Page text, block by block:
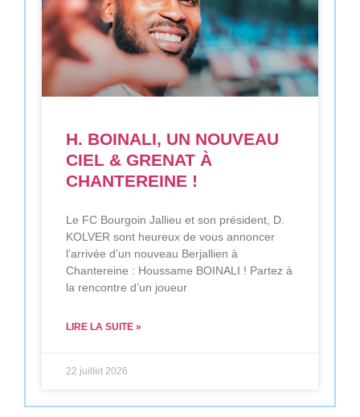
H. BOINALI, UN NOUVEAU
CIEL & GRENAT À
CHANTEREINE !
Le FC Bourgoin Jallieu et son président, D.
KOLVER sont heureux de vous annoncer
l’arrivée d’un nouveau Berjallien à
Chantereine : Houssame BOINALI ! Partez à
la rencontre d’un joueur
LIRE LA SUITE »
22 juillet 2026